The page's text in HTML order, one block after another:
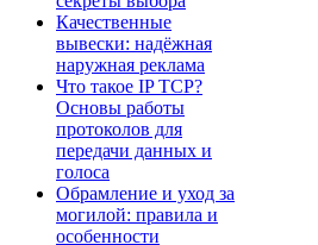
Качественные
вывески: надёжная
наружная реклама
Что такое IP TCP?
Основы работы
протоколов для
передачи данных и
голоса
Обрамление и уход за
могилой: правила и
особенности